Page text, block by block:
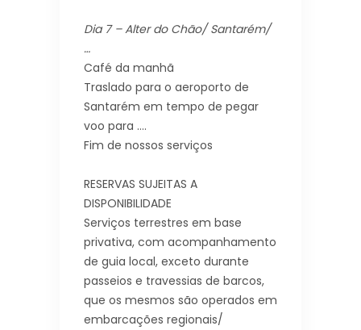
Dia 7 – Alter do Chão/ Santarém/
…
Café da manhã
Traslado para o aeroporto de
Santarém em tempo de pegar
voo para ….
Fim de nossos serviços
RESERVAS SUJEITAS A
DISPONIBILIDADE
Serviços terrestres em base
privativa, com acompanhamento
de guia local, exceto durante
passeios e travessias de barcos,
que os mesmos são operados em
embarcações regionais/